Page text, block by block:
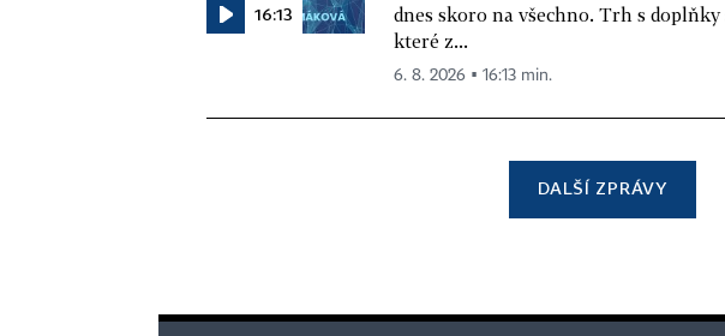
16:13
dnes skoro na všechno. Trh s
které z...
6. 8. 2026 ▪ 16:13 min.
DALŠÍ ZPRÁVY